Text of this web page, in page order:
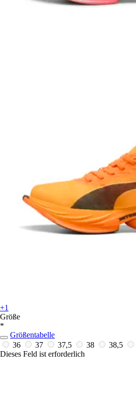
+1
Größe
*
Größentabelle
36
37 37,5 38 38,5
Dieses Feld ist erforderlich